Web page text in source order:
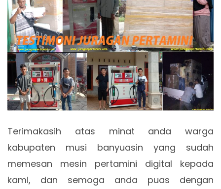
Terimakasih atas minat anda warga
kabupaten musi banyuasin yang sudah
memesan mesin pertamini digital kepada
kami, dan semoga anda puas dengan